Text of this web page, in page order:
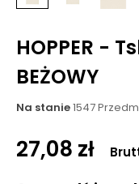
HOPPER -
BEŻOWY
Na stanie1547
27,08 zł